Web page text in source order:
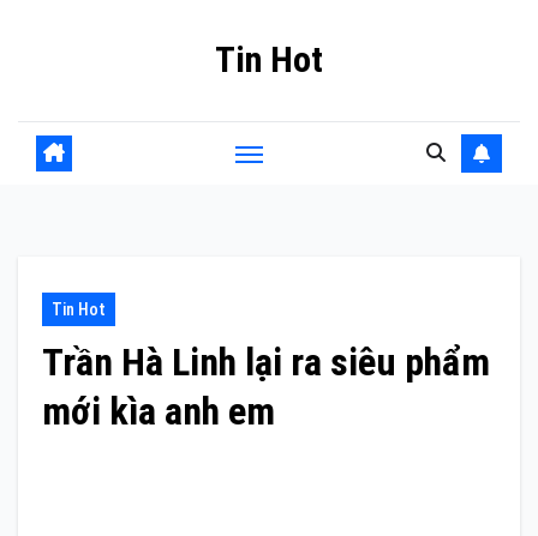
Tin Hot
Tin Hot
Trần Hà Linh lại ra siêu phẩm
mới kìa anh em